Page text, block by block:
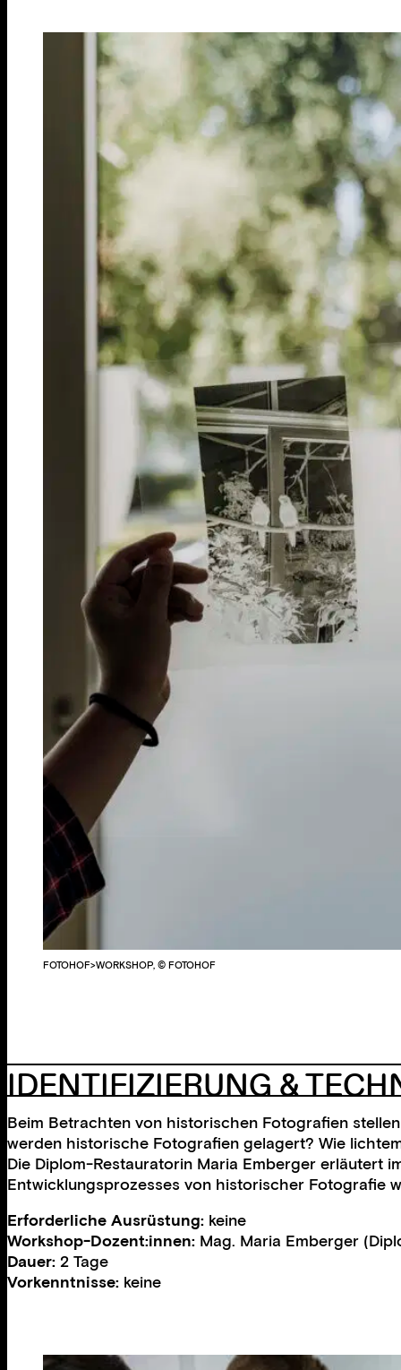
FOTOHOF>WORKSHOP, © FOTOHOF
IDENTIFIZIERUNG &
Beim Betrachten von historischen Fotografien
werden historische Fotografien gelagert? Wie
Die Diplom-Restauratorin Maria Emberger erläutert
Entwicklungsprozesses von historischer Fotografie
Erforderliche Ausrüstung: keine
Workshop-Dozent:innen: Mag. Maria Emberger
Dauer: 2 Tage
Vorkenntnisse: keine